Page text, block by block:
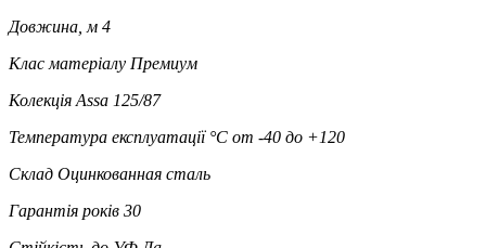
Довжина, м 4
Клас матеріалу Премиум
Колекція Assa 125/87
Температура експлуатації °C от -40 до +120
Склад Оцинкованная сталь
Гарантія років 30